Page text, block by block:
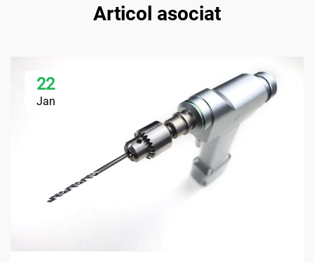
Articol asociat
22
Jan